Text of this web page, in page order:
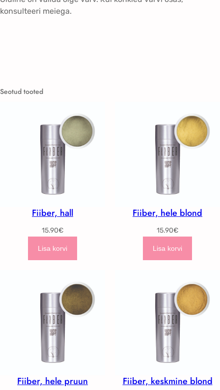
konsulteeri meiega.
Seotud tooted
Fiiber, hall
15.90€
Lisa korvi
Fiiber, hele blond
15.90€
Lisa korvi
Fiiber, hele pruun Fiiber, keskmine blond